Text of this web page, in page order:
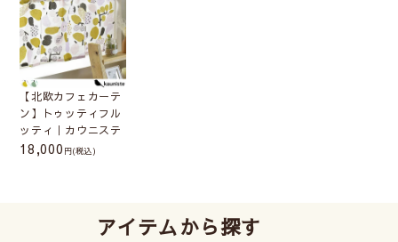
【北欧カフェカーテ
ン】トゥッティフル
ッティ｜カウニステ
18,000 (税込)
アイテムから探す